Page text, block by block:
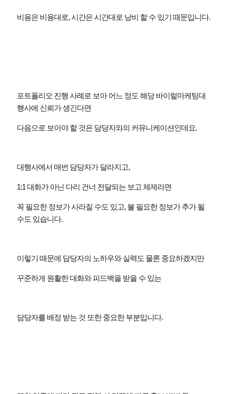
비용은 비용대로,시간은 시간대로 낭비 할 수 있기 때문입니다.
포트폴리오 진행 사례로 보아 어느 정도 해당 바이럴마케팅대
행사에 신뢰가 생긴다면
다음으로 보아야 할 것은 담당자와의 커뮤니케이션인데요.
대행사에서 매번 담당자가 달라지고,
1:1대화가 아닌 다리 건너 전달되는 보고 체제라면
꼭 필요한 정보가 사라질 수도 있고, 불 필요한 정보가 추가 될
수도 있습니다.
이렇기 때문에 담당자의 노하우와 실력도 물론 중요하겠지만
꾸준하게 원활한 대화와 피드백을 받을 수 있는
담당자를 배정 받는 것 또한 중요한 부분입니다.